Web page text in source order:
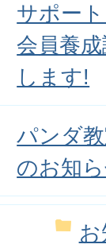
サポー
会員養
します!
パンダ
のお知